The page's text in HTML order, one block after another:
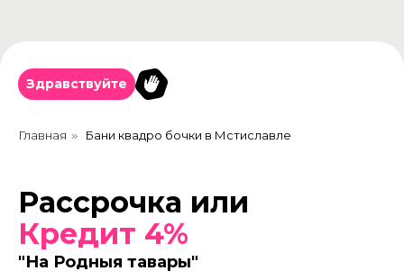
Здравствуйте
Главная » Бани квадро бочки в Мстиславле
Рассрочка или
Кредит 4%
"На Родныя тавары"